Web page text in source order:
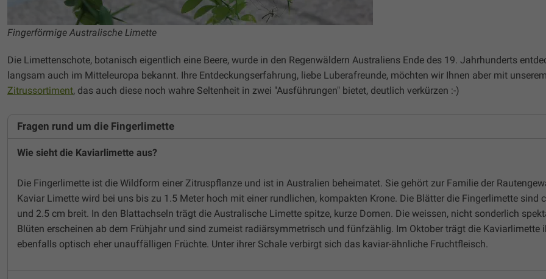
Fingerförmige Australische Limette
Die Limettenschote, botanisch eigentlich eine Beere, wurde in den Regenwäldern Australiens Ende des 19. Jahrhunderts
langsam auch im Mitteleuropa bekannt. Ihre Entdeckungserfahrung, liebe Luberafreunde, möchten wir Ihnen aber mit unserem
Zitrussortiment, das auch diese noch wahre Seltenheit in zwei "Ausführungen" bietet, deutlich verkürzen :-)
Fragen rund um die Fingerlimette
Wie sieht die Kaviarlimette aus?
Die Fingerlimette ist die Wildform einer Zitruspflanze und ist in Australien beheimatet. Sie gehört zur Familie der
Kaviar Limette wird bei uns bis zu 1.5 Meter hoch mit einer rundlichen, kompakten Krone. Die Blätter die Fingerlimette sind
und 2.5 cm breit. In den Blattachseln trägt die Australische Limette spitze, kurze Dornen. Die weissen, nicht sonderlich
Blüten erscheinen ab dem Frühjahr und sind zumeist radiärsymmetrisch und fünfzählig. Im Oktober trägt die Kaviarlimette
ebenfalls optisch eher unauffälligen Früchte. Unter ihrer Schale verbirgt sich das kaviar-ähnliche Fruchtfleisch.